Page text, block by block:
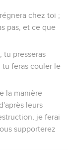
de ton
milieu du
comme
je te ferai
honte, avec
la bouche,
comme les
de leurs
notre Dieu,